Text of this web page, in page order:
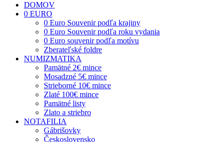
DOMOV
0 EURO
0 Euro Souvenir podľa krajiny
0 Euro Souvenir podľa roku vydania
0 Euro souvenir podľa motívu
Zberateľské foldre
NUMIZMATIKA
Pamätné 2€ mince
Mosadzné 5€ mince
Strieborné 10€ mince
Zlaté 100€ mince
Pamätné listy
Zlato a striebro
NOTAFILIA
Gábrišovky
Československo